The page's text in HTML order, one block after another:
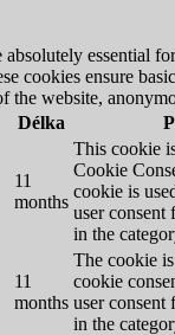
absolutely essential
cookies ensure
the website,
Délka
11
months
This cookie
Cookie
cookie is
user consent
in the
11
months
The cookie
cookie
user consent
in the